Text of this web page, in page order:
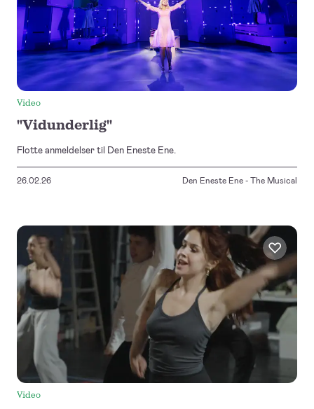
Video
"Vidunderlig"
Flotte anmeldelser til Den Eneste Ene.
26.02.26 Den Eneste Ene - The Musical
Video